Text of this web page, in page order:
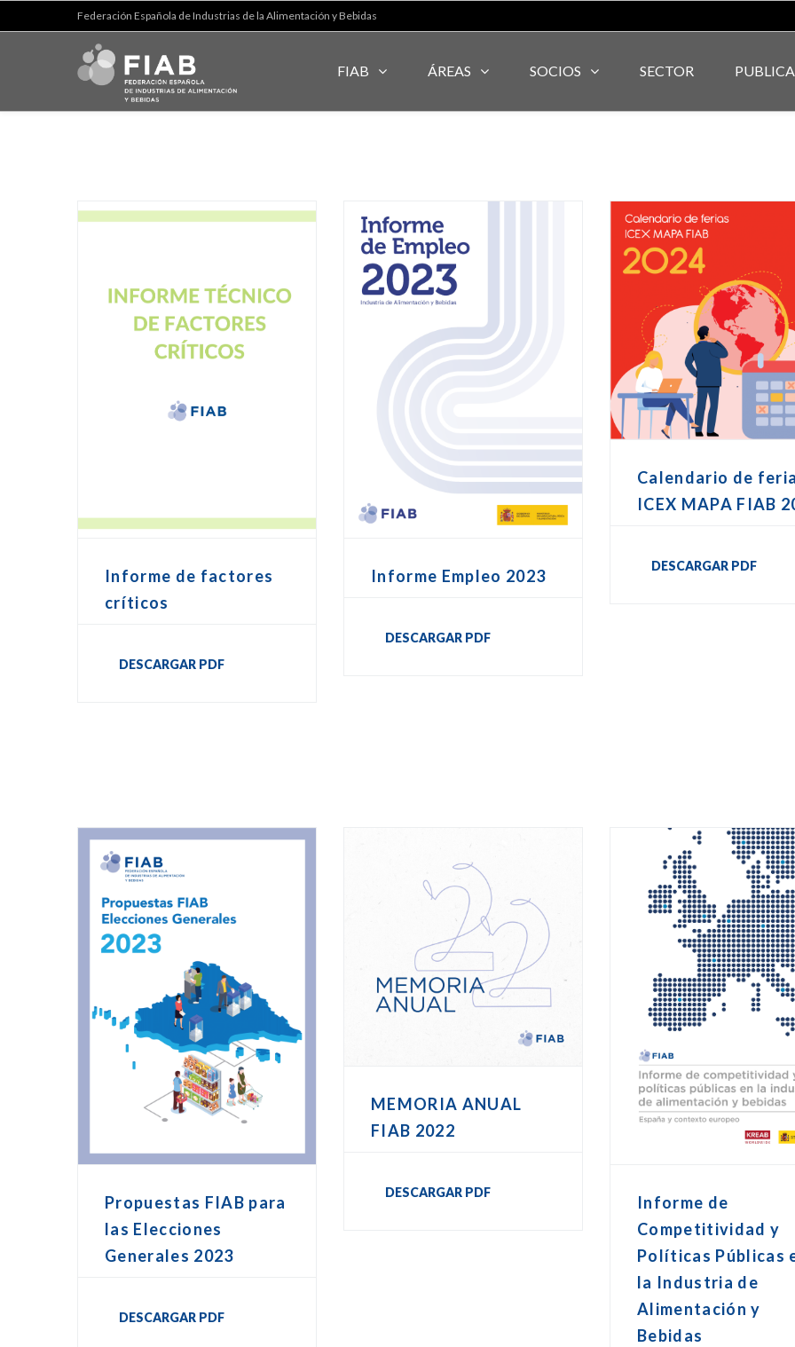
Federación Española de Industrias de la Alimentación y Bebidas
FIAB ÁREAS SOCIOS SECTOR
Informe de factores
críticos
DESCARGAR PDF
Informe Empleo 2023
DESCARGAR PDF
Calendario de
ICEX MAPA FIAB
DESCARGAR PDF
Propuestas FIAB para
las Elecciones
Generales 2023
DESCARGAR PDF
MEMORIA ANUAL
FIAB 2022
DESCARGAR PDF
Informe de
Competitividad y
Políticas Públicas
la Industria de
Alimentación y
Bebidas